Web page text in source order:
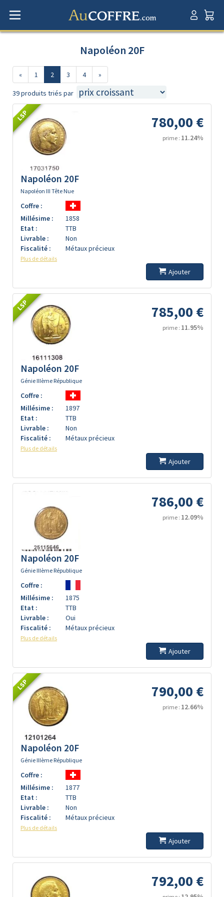
Napoléon 20F
« 1 2 3 4 »
39 produits triés par
LSP 780,00 €
prime : 11.24%
Napoléon 20F
Napoléon III Tête Nue
Coffre :
Millésime :
1858
Etat :
TTB
Livrable :
Non
Fiscalité :
Métaux précieux
Plus de détails
Ajouter
LSP 785,00 €
prime : 11.95%
Napoléon 20F
Génie IIIème République
Coffre :
Millésime :
1897
Etat :
TTB
Livrable :
Non
Fiscalité :
Métaux précieux
Plus de détails
Ajouter
786,00 €
prime : 12.09%
Napoléon 20F
Génie IIIème République
Coffre :
Millésime :
1875
Etat :
TTB
Livrable :
Oui
Fiscalité :
Métaux précieux
Plus de détails
Ajouter
LSP 790,00 €
prime : 12.66%
Napoléon 20F
Génie IIIème République
Coffre :
Millésime :
1877
Etat :
TTB
Livrable :
Non
Fiscalité :
Métaux précieux
Plus de détails
Ajouter
792,00 €